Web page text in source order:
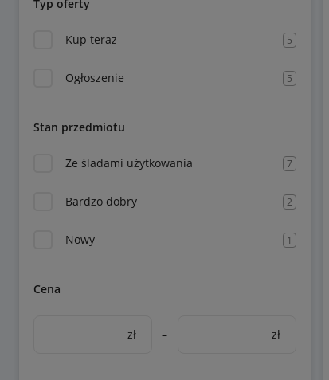
Typ oferty
Kup teraz 5
Ogłoszenie 5
Stan przedmiotu
Ze śladami użytkowania 7
Bardzo dobry 2
Nowy 1
Cena
zł – zł